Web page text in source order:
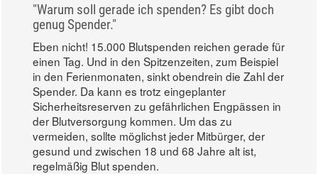
"Warum soll gerade ich spenden? Es gibt doch
genug Spender."
Eben nicht! 15.000 Blutspenden reichen gerade für
einen Tag. Und in den Spitzenzeiten, zum Beispiel
in den Ferienmonaten, sinkt obendrein die Zahl der
Spender. Da kann es trotz eingeplanter
Sicherheitsreserven zu gefährlichen Engpässen in
der Blutversorgung kommen. Um das zu
vermeiden, sollte möglichst jeder Mitbürger, der
gesund und zwischen 18 und 68 Jahre alt ist,
regelmäßig Blut spenden.